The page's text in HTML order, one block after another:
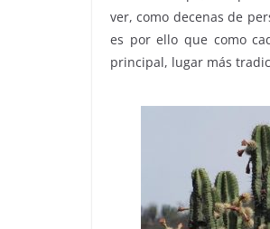
ver, como decenas de
es por ello que como
principal, lugar más